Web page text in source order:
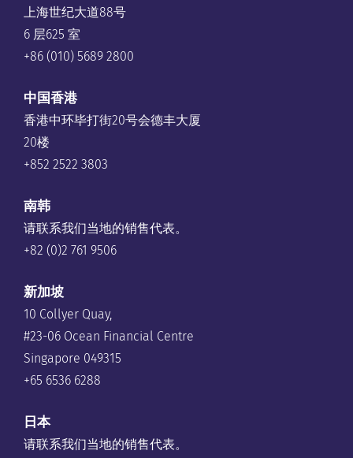
上海世纪大道88号
6 层625 室
+86 (010) 5689 2800
中国香港
香港中环毕打街20号会德丰大厦
20楼
+852 2522 3803
南韩
请联系我们当地的销售代表。
+82 (0)2 761 9506
新加坡
10 Collyer Quay,
#23-06 Ocean Financial Centre
Singapore 049315
+65 6536 6288
日本
请联系我们当地的销售代表。